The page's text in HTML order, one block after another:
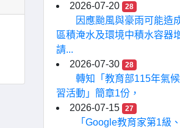
2026-07-20
28
因應颱風與豪雨可能造
區積淹水及環境中積水容器
請...
2026-07-30
28
轉知「教育部115年氣
習活動」簡章1份，
2026-07-15
27
「Google教育家第1級